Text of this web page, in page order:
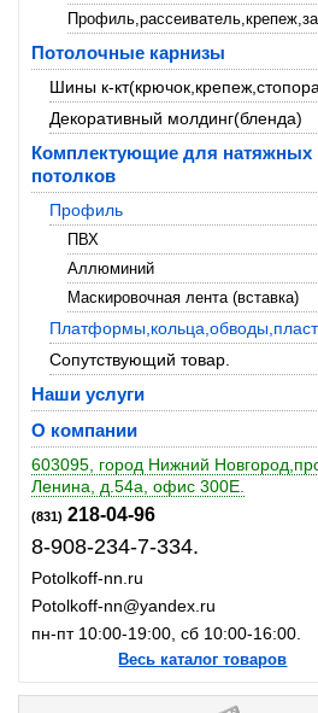
Потолочные карнизы
Шины к-
Декоративный молдинг(бленда)
Комплектующие для натяжных
потолков
Профиль
ПВХ
Аллюминий
Маскировочная лента (вставка)
Сопутствующий товар.
Наши услуги
О компании
603095, город Нижний
Ленина, д.54а, офис 300Е.
(831) 218-04-96
8-908-234-7-334.
Potolkoff-nn.ru
Potolkoff-nn@yandex.ru
пн-пт 10:00-19:00, сб 10:00-16:00.
Весь каталог товаров